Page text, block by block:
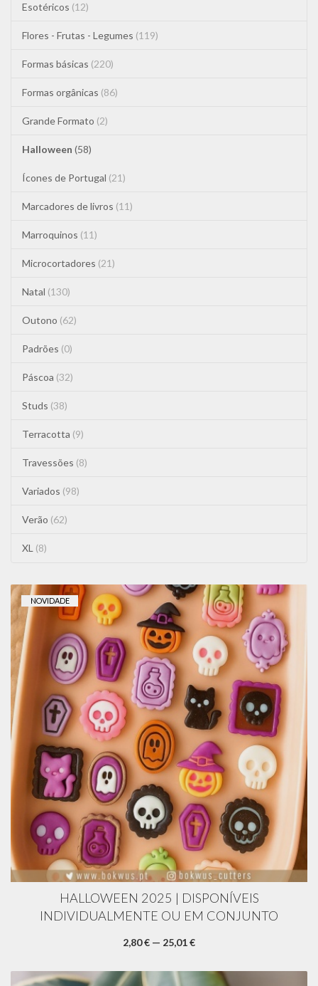
Esotéricos (12)
Flores - Frutas - Legumes (119)
Formas básicas (220)
Formas orgânicas (86)
Grande Formato (2)
Halloween (58)
Ícones de Portugal (21)
Marcadores de livros (11)
Marroquinos (11)
Microcortadores (21)
Natal (130)
Outono (62)
Padrões (0)
Páscoa (32)
Studs (38)
Terracotta (9)
Travessões (8)
Variados (98)
Verão (62)
XL (8)
NOVIDADE
HALLOWEEN 2025 | DISPONÍVEIS
INDIVIDUALMENTE OU EM CONJUNTO
2,80 € — 25,01 €